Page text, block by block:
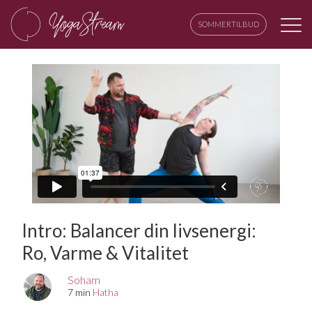
SOMMERTILBUD
Intro: Balancer din livsenergi:
Ro, Varme & Vitalitet
Soham
7 min Hatha